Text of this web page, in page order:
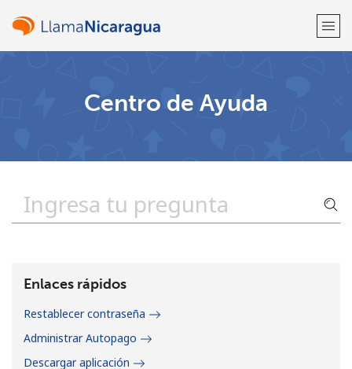
Centro de Ayuda
Enlaces rápidos
Restablecer contraseña
Administrar Autopago
Descargar aplicación